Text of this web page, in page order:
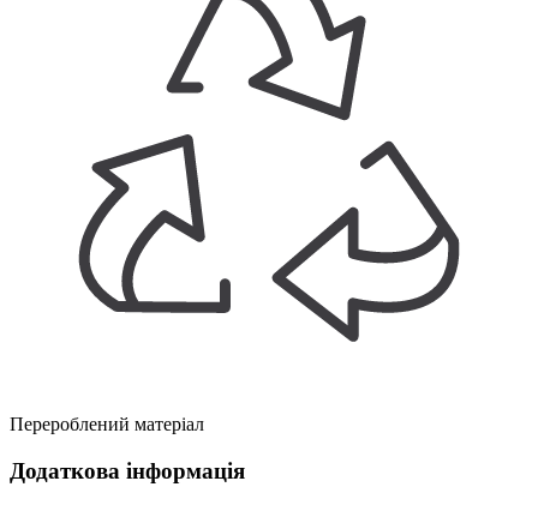
Перероблений матеріал
Додаткова інформація